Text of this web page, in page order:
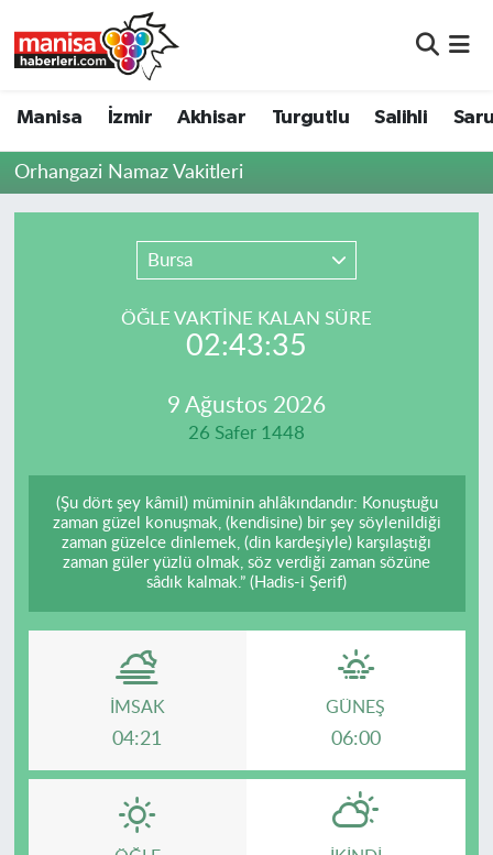
Manisa İzmir Akhisar Turgutlu Salihli
Orhangazi Namaz Vakitleri
Bursa
ÖĞLE VAKTİNE KALAN SÜRE
02:43:35
9 Ağustos 2026
26 Safer 1448
(Şu dört şey kâmil) müminin ahlâkındandır: Konuştuğu
zaman güzel konuşmak, (kendisine) bir şey söylenildiği
zaman güzelce dinlemek, (din kardeşiyle) karşılaştığı
zaman güler yüzlü olmak, söz verdiği zaman sözüne
sâdık kalmak.” (Hadis-i Şerif)
İMSAK
04:21
GÜNEŞ
06:00
Akhisar
Resmi İlanlar
Manisa Nöbetçi Eczaneler
Manisa Namaz Vakitleri
Manisa Trafik Yoğunluk Haritası
Süper Lig Puan Durumu ve Fikstür
Son Dakika Haberleri
Haber Arşivi